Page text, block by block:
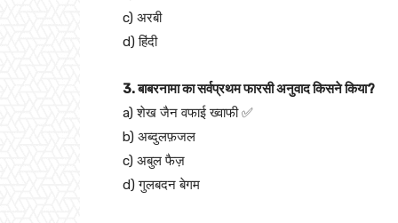
c) अरबी
d) हिंदी
3. बाबरनामा का सर्वप्रथम फारसी अनुवाद किसने किया?
a) शेख जैन वफाई ख्वाफी ✅
b) अब्दुलफ़जल
c) अबुल फैज़
d) गुलबदन बेगम